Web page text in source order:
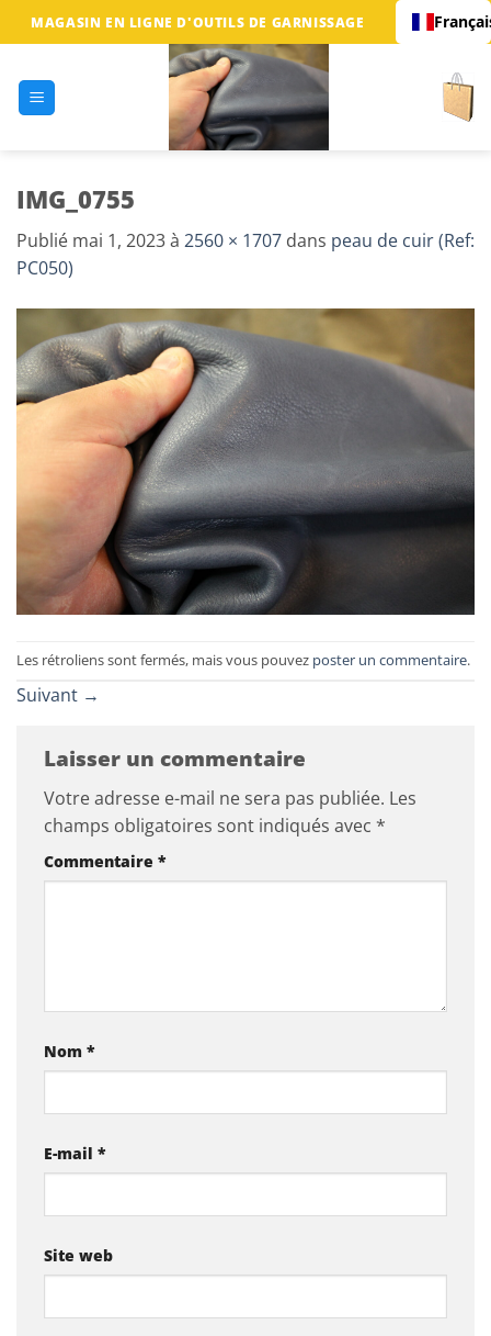
Passer
au
MAGASIN EN LIGNE D'OUTILS DE GARNISSAGE
IMG_0755
Publié mai 1, 2023à 2560 × 1707 dans peau de cuir (Ref:
PC050)
Les rétroliens sont fermés, mais vous pouvez poster un commentaire.
Suivant →
Laisser un commentaire
Votre adresse e-mail ne sera pas publiée. Les
champs obligatoires sont indiqués avec *
Commentaire *
Nom *
E-mail *
Site web